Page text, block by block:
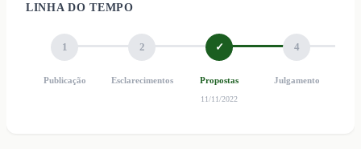
LINHA DO TEMPO
1
Publicação
2
Esclarecimentos
✓
Propostas
11/11/2022
4
Julgamento